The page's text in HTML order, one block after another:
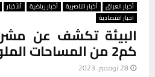
أخبار العراق أخبار الناصرية أخبار رياضية ألأخبار
اخبار اقتصادية
كم2 من المساحات الملوثة بالألغام
28 نوفمبر، 2023